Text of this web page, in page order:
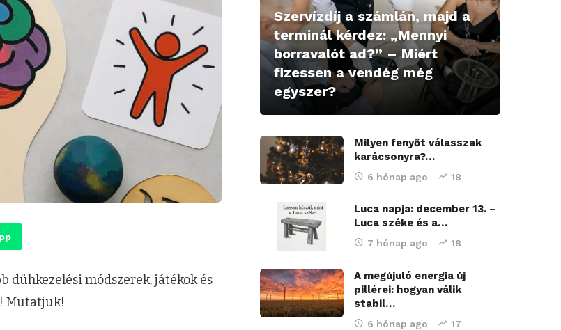
dühkezelési módszerek, játékok és
Mutatjuk!
Szervízdíj a számlán, majd a
terminál kérdez: „Mennyi
borravalót ad?” – Miért
fizessen a vendég még
egyszer?
Milyen fenyőt válasszak
karácsonyra?…
6 hónap ago 18
Luca napja: december 13. –
Luca széke és a…
7 hónap ago 18
A megújuló energia új
pillérei: hogyan válik
stabil…
6 hónap ago 17